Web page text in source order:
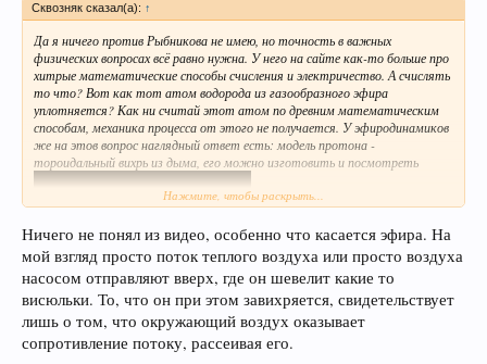
Сквозняк сказал(а): ↑
Да я ничего против Рыбникова не имею, но точность в важных
физических вопросах всё равно нужна. У него на сайте как-то больше про
хитрые математические способы счисления и электричество. А счислять
то что? Вот как тот атом водорода из газообразного эфира
уплотняется? Как ни считай этот атом по древним математическим
способам, механика процесса от этого не получается. У эфиродинамиков
же на этов вопрос наглядный ответ есть: модель протона -
тороидальный вихрь из дыма, его можно изготовить и посмотреть
Нажмите, чтобы раскрыть...
Ничего не понял из видео, особенно что касается эфира. На
мой взгляд просто поток теплого воздуха или просто воздуха
насосом отправляют вверх, где он шевелит какие то
висюльки. То, что он при этом завихряется, свидетельствует
лишь о том, что окружающий воздух оказывает
сопротивление потоку, рассеивая его.